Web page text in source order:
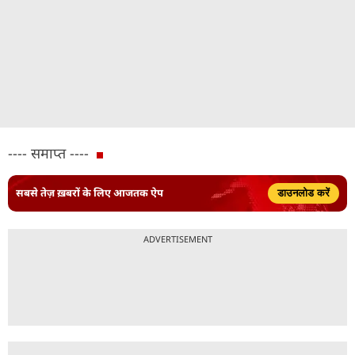
---- समाप्त ----
सबसे तेज़ ख़बरों के लिए आजतक ऐप डाउनलोड करें
ADVERTISEMENT